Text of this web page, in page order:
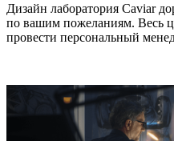
Дизайн лаборатория Caviar
по вашим пожеланиям. Весь
провести персональный